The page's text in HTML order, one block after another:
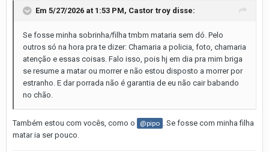
Em 5/27/2026 at 1:53 PM, Castor troy disse:
Se fosse minha sobrinha/filha tmbm mataria sem dó. Pelo
outros só na hora pra te dizer: Chamaria a policia, foto, chamaria
atenção e essas coisas. Falo isso, pois hj em dia pra mim briga
se resume a matar ou morrer e não estou disposto a morrer por
estranho. E dar porrada não é garantia de eu não cair babando
no chão.
Também estou com vocês, como o @pipo
. Se fosse com minha filha
matar ia ser pouco.